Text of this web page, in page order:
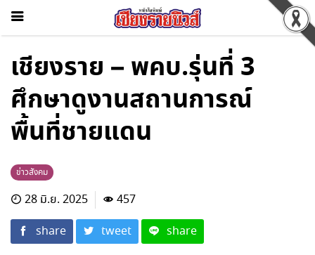
เชียงราย – พคบ.รุ่นที่ 3
ศึกษาดูงานสถานการณ์
พื้นที่ชายแดน
ข่าวสังคม
28 มิ.ย. 2025
457
share
tweet share